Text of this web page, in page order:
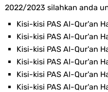
2022/2023 silahkan anda
Kisi-kisi PAS Al-Qur'an
Kisi-kisi PAS Al-Qur'an
Kisi-kisi PAS Al-Qur'an
Kisi-kisi PAS Al-Qur'an
Kisi-kisi PAS Al-Qur'an
Kisi-kisi PAS Al-Qur'an